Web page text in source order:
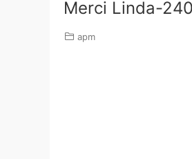
Merci Linda-
apm